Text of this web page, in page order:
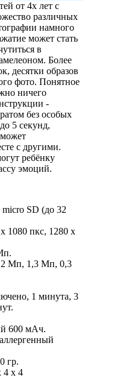
от 4х лет с
различных
намного
может стать
в
Более
десятки образов
фото. Понятное
ничего
-
без особых
5 секунд,
с другими.
ребёнку
эмоций.
SD (до 32
1080 пкс, 1280 х
2 Мп, 1,3 Мп, 0,3
1 минута, 3
600 мАч.
гр.
4 x 4